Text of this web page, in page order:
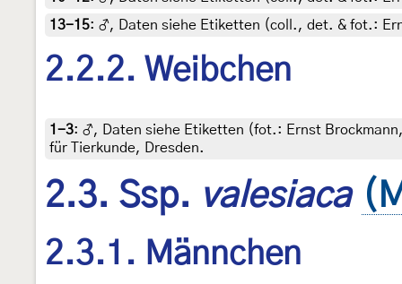
13-15: ♂, Daten siehe Etiketten (coll., det. & fot.:
2.2.2. Weibchen
1-3: ♂, Daten siehe Etiketten (fot.: Ernst
für Tierkunde, Dresden.
2.3. Ssp. valesiaca
2.3.1. Männchen